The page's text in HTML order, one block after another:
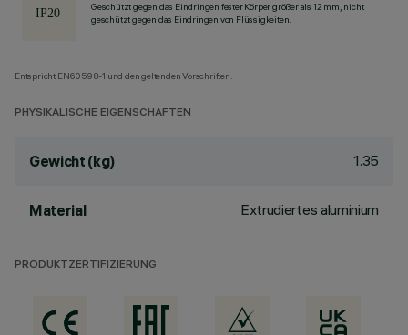
Geschützt gegen das Eindringen fester Körper größer als 12 mm, nicht
geschützt gegen das Eindringen von Flüssigkeiten.
Entspricht EN60598-1 und den geltenden Vorschriften.
PHYSIKALISCHE EIGENSCHAFTEN
Gewicht (kg) 1.35
Material Extrudiertes aluminium
PRODUKTZERTIFIZIERUNG